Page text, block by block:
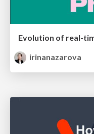
irinanazarova